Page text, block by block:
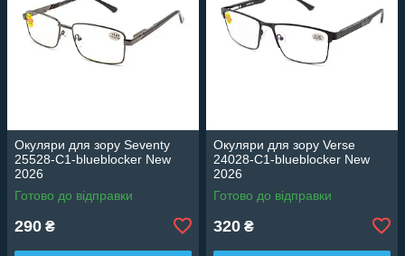
Окуляри для зору Seventy
25528-C1-blueblocker New
2026
Готово до відправки
290 ₴
Окуляри для зору Verse
24028-C1-blueblocker New
2026
Готово до відправки
320 ₴